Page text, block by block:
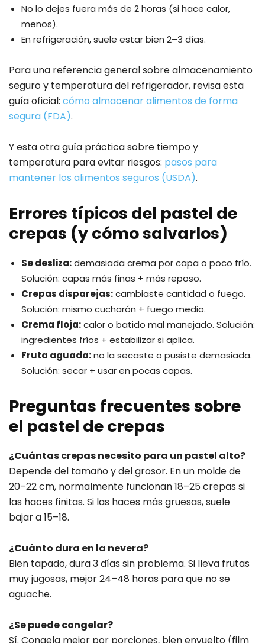
No lo dejes fuera más de 2 horas (si hace calor,
menos).
En refrigeración, suele estar bien 2–3 días.
Para una referencia general sobre almacenamiento
seguro y temperatura del refrigerador, revisa esta
guía oficial: cómo almacenar alimentos de forma
segura (FDA).
Y esta otra guía práctica sobre tiempo y
temperatura para evitar riesgos: pasos para
mantener los alimentos seguros (USDA).
Errores típicos del pastel de
crepas (y cómo salvarlos)
Se desliza:demasiada crema por capa o poco frío.
Solución: capas más finas + más reposo.
Crepas disparejas:cambiaste cantidad o fuego.
Solución: mismo cucharón + fuego medio.
Crema floja:calor o batido mal manejado. Solución:
ingredientes fríos + estabilizar si aplica.
Fruta aguada:no la secaste o pusiste demasiada.
Solución: secar + usar en pocas capas.
Preguntas frecuentes sobre
el pastel de crepas
¿Cuántas crepas necesito para un pastel alto?
Depende del tamaño y del grosor. En un molde de
20–22 cm, normalmente funcionan 18–25 crepas si
las haces finitas. Si las haces más gruesas, suele
bajar a 15–18.
¿Cuánto dura en la nevera?
Bien tapado, dura 3 días sin problema. Si lleva frutas
muy jugosas, mejor 24–48 horas para que no se
aguache.
¿Se puede congelar?
Sí. Congela mejor por porciones, bien envuelto (film